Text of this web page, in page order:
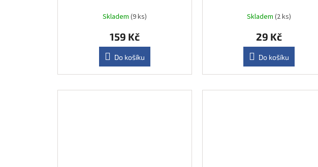
Skladem (9 ks)
159 Kč
Do košíku
Skladem(2 ks)
29 Kč
Do košíku